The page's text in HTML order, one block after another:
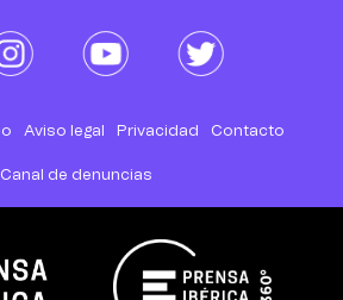
Aviso legal Privacidad Contacto
Canal de denuncias